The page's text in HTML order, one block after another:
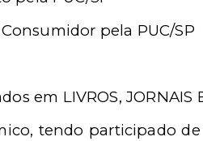
pela PUC/SP
em LIVROS, JORNAIS
tendo participado